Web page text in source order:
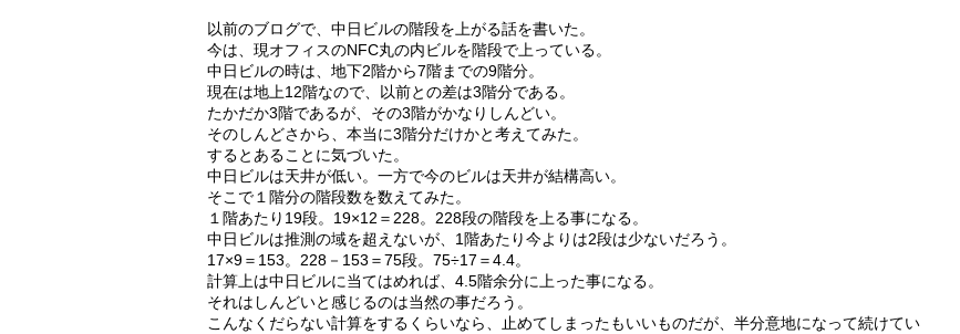
以前のブログで、中日ビルの階段を上がる話を書いた。
今は、現オフィスのNFC丸の内ビルを階段で上っている。
中日ビルの時は、地下2階から7階までの9階分。
現在は地上12階なので、以前との差は3階分である。
たかだか3階であるが、その3階がかなりしんどい。
そのしんどさから、本当に3階分だけかと考えてみた。
するとあることに気づいた。
中日ビルは天井が低い。一方で今のビルは天井が結構高い。
そこで１階分の階段数を数えてみた。
１階あたり19段。19×12＝228。228段の階段を上る事になる。
中日ビルは推測の域を超えないが、1階あたり今よりは2段は少ないだろう。
17×9＝153。228－153＝75段。75÷17＝4.4。
計算上は中日ビルに当てはめれば、4.5階余分に上った事になる。
それはしんどいと感じるのは当然の事だろう。
こんなくだらない計算をするくらいなら、止めてしまったもいいものだが、半分意地になって続けてい